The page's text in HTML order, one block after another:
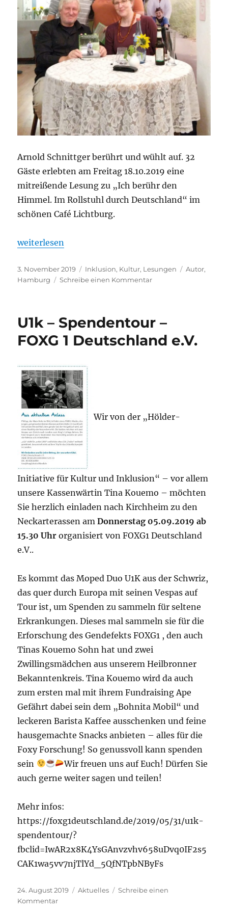
Arnold Schnittger berührt und wühlt auf. 32
Gäste erlebten am Freitag 18.10.2019 eine
mitreißende Lesung zu „Ich berühr den
Himmel. Im Rollstuhl durch Deutschland“ im
schönen Café Lichtburg.
„Arnold Schnittger liest in der Lauffener Lichtburg“
weiterlesen
Veröffentlicht
am
3. November 2019 Kategorien
Inklusion, Kultur, Lesungen Autor,
Hamburg
Schreibe einen Kommentarzu
in
Lauffener
U1k – Spendentour –
FOXG 1 Deutschland e.V.
Wir von der „Hölder-
Initiative für Kultur und Inklusion“ – vor allem
unsere Kassenwärtin Tina Kouemo⁩ – möchten
Sie herzlich einladen nach Kirchheim zu den
Neckarterassen amDonnerstag 05.09.2019 ab
15.30 Uhr organisiert von FOXG1 Deutschland
e.V..
Es kommt das Moped Duo U1K aus der Schwriz,
das quer durch Europa mit seinen Vespas auf
Tour ist, um Spenden zu sammeln für seltene
Erkrankungen. Dieses mal sammeln sie für die
Erforschung des Gendefekts FOXG1 , den auch
Tinas Kouemo Sohn hat und zwei
Zwillingsmädchen aus unserem Heilbronner
Bekanntenkreis. Tina Kouemo wird da auch
zum ersten mal mit ihrem Fundraising Ape
Gefährt dabei sein dem „Bohnita Mobil“ und
leckeren Barista Kaffee ausschenken und feine
hausgemachte Snacks anbieten – alles für die
Foxy Forschung! So genussvoll kann spenden
sein
Wir freuen uns auf Euch! Dürfen Sie
auch gerne weiter sagen und teilen!
Mehr infos:
https://foxg1deutschland.de/2019/05/31/u1k-
spendentour/?
fbclid=IwAR2x8K4YsGAnvzvhv658uDvq0IF2s5
CAK1wa5vv7njTlYd_5QfNTpbNByFs
Veröffentlicht
am
24. August 2019 Kategorien
Aktuelles
Schreibe einen
Kommentarzu